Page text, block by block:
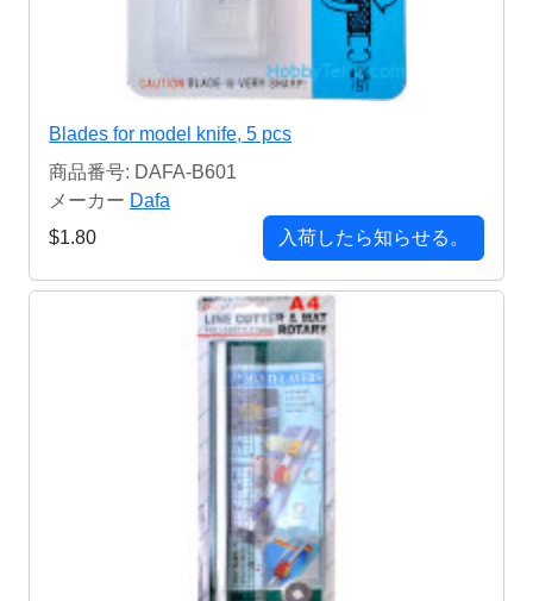
Blades for model knife, 5 pcs
商品番号: DAFA-B601
メーカー Dafa
$1.80
入荷したら知らせる。